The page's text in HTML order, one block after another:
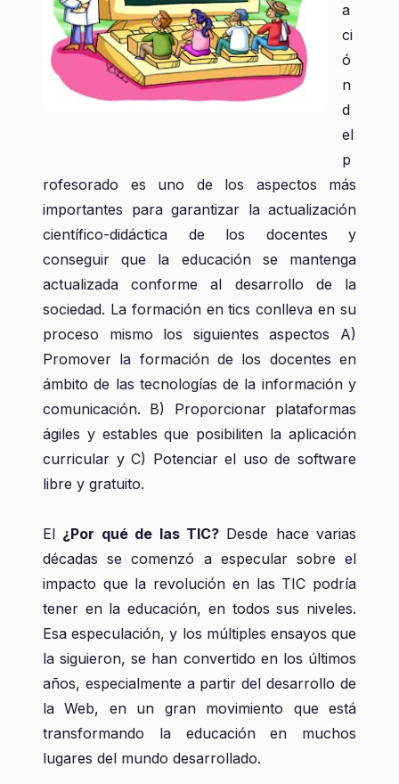
a
ci
ó
n
d
el
p
rofesorado es uno de los aspectos más
importantes para garantizar la actualización
científico-didáctica de los docentes y
conseguir que la educación se mantenga
actualizada conforme al desarrollo de la
sociedad. La formación en tics conlleva en su
proceso mismo los siguientes aspectos A)
Promover la formación de los docentes en
ámbito de las tecnologías de la información y
comunicación. B) Proporcionar plataformas
ágiles y estables que posibiliten la aplicación
curricular y C) Potenciar el uso de software
libre y gratuito.
El ¿Por qué de las TIC?Desde hace varias
décadas se comenzó a especular sobre el
impacto que la revolución en las TIC podría
tener en la educación, en todos sus niveles.
Esa especulación, y los múltiples ensayos que
la siguieron, se han convertido en los últimos
años, especialmente a partir del desarrollo de
la Web, en un gran movimiento que está
transformando la educación en muchos
lugares del mundo desarrollado.